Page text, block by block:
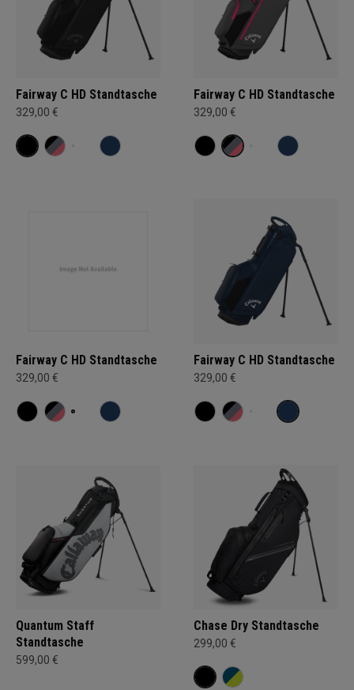
Fairway C HD Standtasche
329,00 €
Fairway C HD Standtasche
329,00 €
Fairway C HD Standtasche
329,00 €
Fairway C HD Standtasche
329,00 €
Quantum Staff
Standtasche
599,00 €
Chase Dry Standtasche
299,00 €